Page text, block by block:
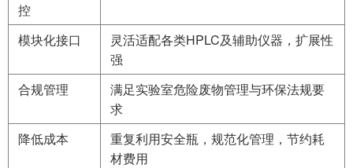
控
模块化接口
灵活适配各类HPLC及辅助仪器，扩展性
强
合规管理
满足实验室危险废物管理与环保法规要
求
降低成本
重复利用安全瓶，规范化管理，节约耗
材费用